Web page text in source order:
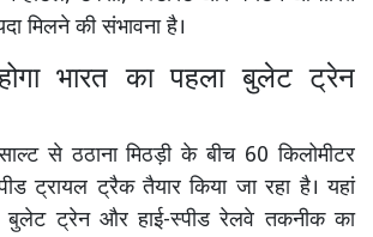
मिलने की संभावना है।
भारत का पहला बुलेट ट्रेन
से ठठाना मिठड़ी के बीच 60 किलोमीटर
ट्रायल ट्रैक तैयार किया जा रहा है। यहां
बुलेट ट्रेन और हाई-स्पीड रेलवे तकनीक का